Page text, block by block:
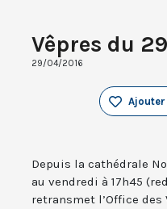
Vêpres du
29/04/2016
Depuis la cathédrale
au vendredi à 17h45
retransmet l’Office des